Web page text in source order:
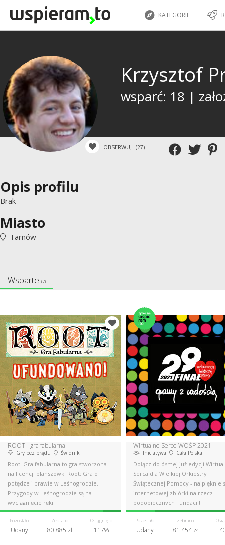
KATEGORIE
Krzysztof
wsparć: 18 |
OBSERWUJ (27)
Opis profilu
Brak
Miasto
Tarnów
Wsparte (7)
ROOT - gra fabularna
Gry bez prądu Świdnik
Root: Gra fabularna to gra stworzona
na licencji planszówki Root: Gra o
potędze i prawie w Leśnogrodzie.
Przygody w Leśnogrodzie są na
wyciągnięcie ręki!
Pozostało
Udany
Zebrano
80 885 zł
Osiągnięto
117%
Wirtualne Serce WOŚP 2021
Inicjatywa Cała Polska
Dołącz do ósmej już edycji
Serca dla Wielkiej Orkiestry
Świątecznej Pomocy -
internetowej zbiórki na rzecz
podopiecznych Fundacji!
Pozostało
Udany
Zebrano
81 454 zł